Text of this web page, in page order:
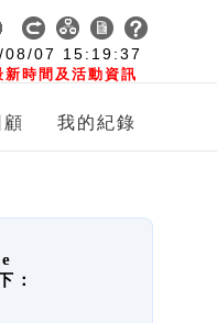
08/07 15:19:38
時間及活動資訊
我的紀錄
：